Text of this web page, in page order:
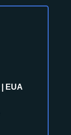
| EUA